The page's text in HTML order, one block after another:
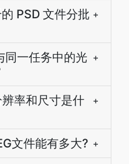
PSD 文件分批 +
同一任务中的光 +
率和尺寸是什
+
文件能有多大? +